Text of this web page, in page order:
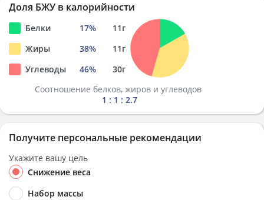
Доля БЖУ в калорийности
Белки 17% 11г
Жиры
38% 11г
Углеводы
46% 30г
Соотношение белков, жиров и углеводов
1 : 1 : 2.7
Получите персональные рекомендации
Укажите вашу цель
Снижение веса
Набор массы